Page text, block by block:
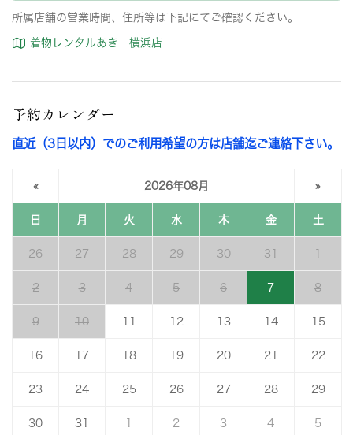
所属店舗の営業時間、住所等は下記にてご確認ください。
着物レンタルあき 横浜店
予約カレンダー
直近（3日以内）でのご利用希望の方は店舗迄ご連絡下さい。
« 2026年08月 »
日 月 火 水 木 金 土
26 27 28 29 30 31 1
2 3 4 5 6 7 8
9 10 12 13 14 15
16 17 18 19 20 21 22
23 24 25 26 27 28 29
30 31 2 3 4 5